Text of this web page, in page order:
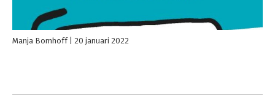
Manja Bomhoff 20 januari 2022